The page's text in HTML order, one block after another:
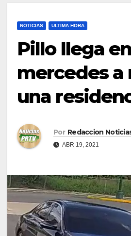
NOTICIAS ULTIMA HORA
Pillo llega en
mercedes a
una
Por Redaccion
ABR 19, 2021